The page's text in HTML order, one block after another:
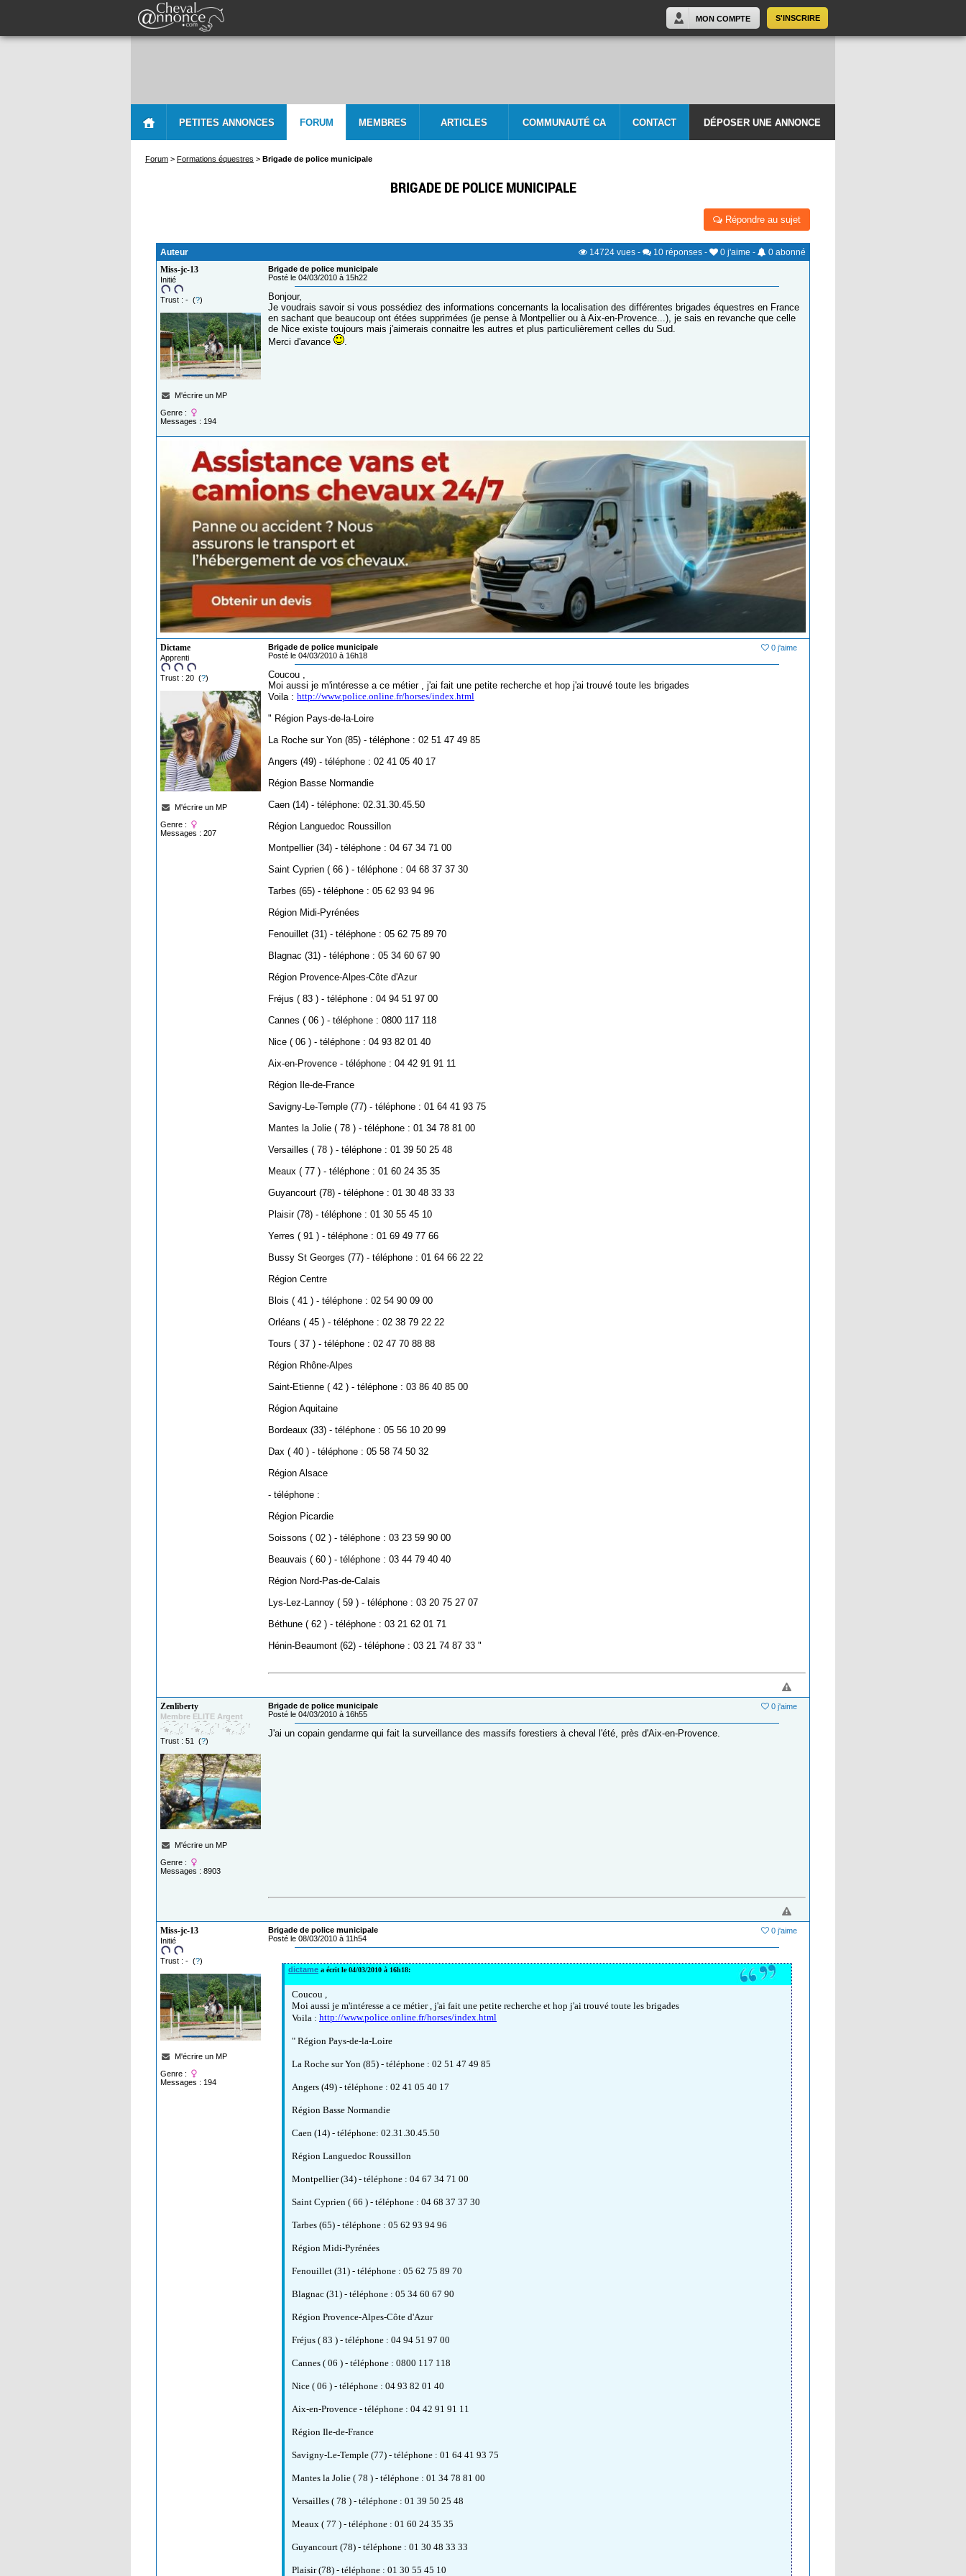
S'INSCRIRE
MON COMPTE
PETITES ANNONCES FORUM MEMBRES ARTICLES COMMUNAUTÉ CA CONTACT DÉPOSER UNE ANNONCE
Forum > Formations équestres > Brigade de police municipale
BRIGADE DE POLICE MUNICIPALE
Répondre au sujet
Auteur 14724 vues - 10 réponses - 0 j'aime - 0 abonné
Miss-jc-13
Initié
Trust : - (?)
M'écrire un MP
Genre :
Messages : 194
Brigade de police municipale
Posté le 04/03/2010 à 15h22
Bonjour,
Je voudrais savoir si vous possédiez des informations concernants la localisation des différentes brigades équestres en France
en sachant que beaucoup ont étées supprimées (je pense à Montpellier ou à Aix-en-Provence...), je sais en revanche que celle
de Nice existe toujours mais j'aimerais connaitre les autres et plus particulièrement celles du Sud.
Merci d'avance
.
Dictame
Apprenti
Trust : 20 (?)
M'écrire un MP
Genre :
Messages : 207
0 j'aime
Brigade de police municipale
Posté le 04/03/2010 à 16h18
Coucou ,
Moi aussi je m'intéresse a ce métier , j'ai fait une petite recherche et hop j'ai trouvé toute les brigades
Voila : http://www.police.online.fr/horses/index.html
" Région Pays-de-la-Loire
La Roche sur Yon (85) - téléphone : 02 51 47 49 85
Angers (49) - téléphone : 02 41 05 40 17
Région Basse Normandie
Caen (14) - téléphone: 02.31.30.45.50
Région Languedoc Roussillon
Montpellier (34) - téléphone : 04 67 34 71 00
Saint Cyprien ( 66 ) - téléphone : 04 68 37 37 30
Tarbes (65) - téléphone : 05 62 93 94 96
Région Midi-Pyrénées
Fenouillet (31) - téléphone : 05 62 75 89 70
Blagnac (31) - téléphone : 05 34 60 67 90
Région Provence-Alpes-Côte d'Azur
Fréjus ( 83 ) - téléphone : 04 94 51 97 00
Cannes ( 06 ) - téléphone : 0800 117 118
Nice ( 06 ) - téléphone : 04 93 82 01 40
Aix-en-Provence - téléphone : 04 42 91 91 11
Région Ile-de-France
Savigny-Le-Temple (77) - téléphone : 01 64 41 93 75
Mantes la Jolie ( 78 ) - téléphone : 01 34 78 81 00
Versailles ( 78 ) - téléphone : 01 39 50 25 48
Meaux ( 77 ) - téléphone : 01 60 24 35 35
Guyancourt (78) - téléphone : 01 30 48 33 33
Plaisir (78) - téléphone : 01 30 55 45 10
Yerres ( 91 ) - téléphone : 01 69 49 77 66
Bussy St Georges (77) - téléphone : 01 64 66 22 22
Région Centre
Blois ( 41 ) - téléphone : 02 54 90 09 00
Orléans ( 45 ) - téléphone : 02 38 79 22 22
Tours ( 37 ) - téléphone : 02 47 70 88 88
Région Rhône-Alpes
Saint-Etienne ( 42 ) - téléphone : 03 86 40 85 00
Région Aquitaine
Bordeaux (33) - téléphone : 05 56 10 20 99
Dax ( 40 ) - téléphone : 05 58 74 50 32
Région Alsace
- téléphone :
Région Picardie
Soissons ( 02 ) - téléphone : 03 23 59 90 00
Beauvais ( 60 ) - téléphone : 03 44 79 40 40
Région Nord-Pas-de-Calais
Lys-Lez-Lannoy ( 59 ) - téléphone : 03 20 75 27 07
Béthune ( 62 ) - téléphone : 03 21 62 01 71
Hénin-Beaumont (62) - téléphone : 03 21 74 87 33 "
Zenliberty
Membre ELITE Argent
Trust : 51 (?)
M'écrire un MP
Genre :
Messages : 8903
0 j'aime
Brigade de police municipale
Posté le 04/03/2010 à 16h55
J'ai un copain gendarme qui fait la surveillance des massifs forestiers à cheval l'été, près d'Aix-en-Provence.
Miss-jc-13
Initié
Trust : - (?)
M'écrire un MP
Genre :
Messages : 194
0 j'aime
Brigade de police municipale
Posté le 08/03/2010 à 11h54
dictame a écrit le 04/03/2010 à 16h18:
Coucou ,
Moi aussi je m'intéresse a ce métier , j'ai fait une petite recherche et hop j'ai trouvé toute les brigades
Voila : http://www.police.online.fr/horses/index.html
" Région Pays-de-la-Loire
La Roche sur Yon (85) - téléphone : 02 51 47 49 85
Angers (49) - téléphone : 02 41 05 40 17
Région Basse Normandie
Caen (14) - téléphone: 02.31.30.45.50
Région Languedoc Roussillon
Montpellier (34) - téléphone : 04 67 34 71 00
Saint Cyprien ( 66 ) - téléphone : 04 68 37 37 30
Tarbes (65) - téléphone : 05 62 93 94 96
Région Midi-Pyrénées
Fenouillet (31) - téléphone : 05 62 75 89 70
Blagnac (31) - téléphone : 05 34 60 67 90
Région Provence-Alpes-Côte d'Azur
Fréjus ( 83 ) - téléphone : 04 94 51 97 00
Cannes ( 06 ) - téléphone : 0800 117 118
Nice ( 06 ) - téléphone : 04 93 82 01 40
Aix-en-Provence - téléphone : 04 42 91 91 11
Région Ile-de-France
Savigny-Le-Temple (77) - téléphone : 01 64 41 93 75
Mantes la Jolie ( 78 ) - téléphone : 01 34 78 81 00
Versailles ( 78 ) - téléphone : 01 39 50 25 48
Meaux ( 77 ) - téléphone : 01 60 24 35 35
Guyancourt (78) - téléphone : 01 30 48 33 33
Plaisir (78) - téléphone : 01 30 55 45 10